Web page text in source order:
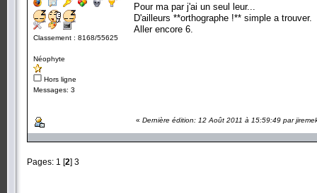
Classement : 8168/55625
Néophyte
Hors ligne
Messages: 3
Pour ma par j'ai un seul leur...
D'ailleurs **orthographe !** simple a trouver.
Aller encore 6.
« Dernière édition: 12 Août 2011 à 15:59:49 par
Pages: 1 [2] 3